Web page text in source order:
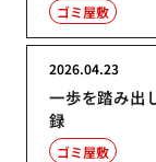
ゴミ屋敷
一歩を踏み出
録
2026.04.23
ゴミ屋敷